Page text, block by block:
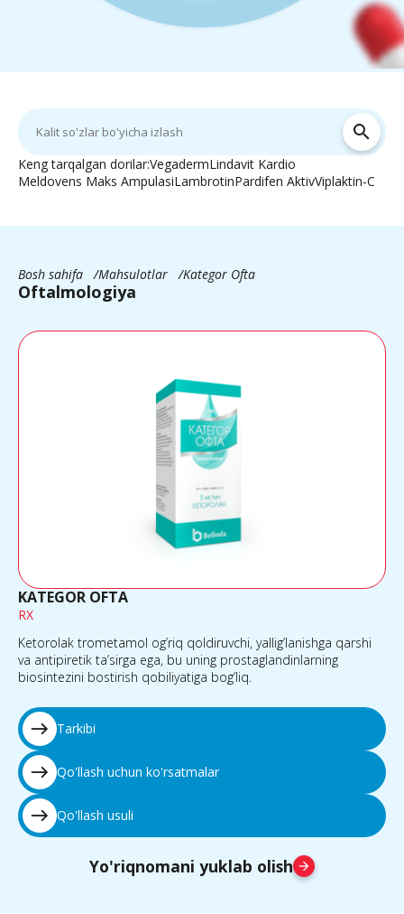
search
Keng tarqalgan dorilar:VegadermLindavit Kardio
Meldovens Maks AmpulasiLambrotinPardifen AktivViplaktin-C
Oftalmologiya
Bosh sahifa Mahsulotlar Kategor Ofta
KATEGOR OFTA
RX
Ketorolak trometamol og’riq qoldiruvchi, yallig’lanishga qarshi
va antipiretik ta’sirga ega, bu uning prostaglandinlarning
biosintezini bostirish qobiliyatiga bog’liq.
east Tarkibi
east Qo'llash uchun ko'rsatmalar
east Qo'llash usuli
Yo'riqnomani yuklab olish arrow_forward